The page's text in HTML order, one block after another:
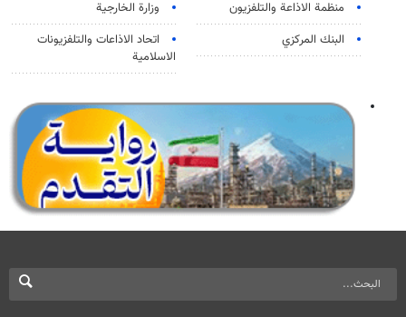
منظمة الاذاعة والتلفزیون
وزارة الخارجية
البنك المركزي
اتحاد الاذاعات والتلفزيونات
الاسلامية